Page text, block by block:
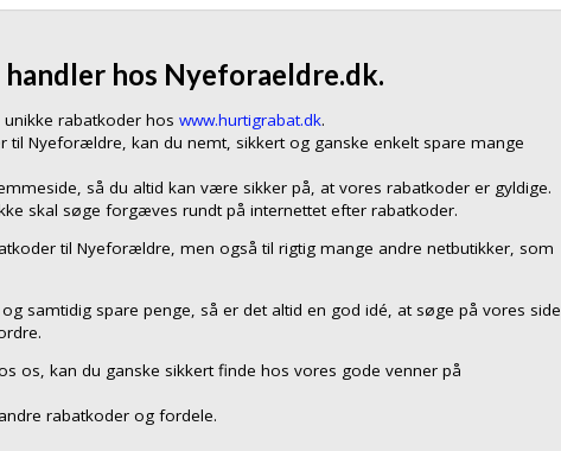
handler hos Nyeforaeldre.dk.
rabatkoder hos www.hurtigrabat.dk.
til Nyeforældre, kan du nemt, sikkert og ganske enkelt spare mange
så du altid kan være sikker på, at vores rabatkoder er gyldige.
skal søge forgæves rundt på internettet efter rabatkoder.
til Nyeforældre, men også til rigtig mange andre netbutikker, som
samtidig spare penge, så er det altid en god idé, at søge på vores side
os, kan du ganske sikkert finde hos vores gode venner på
rabatkoder og fordele.